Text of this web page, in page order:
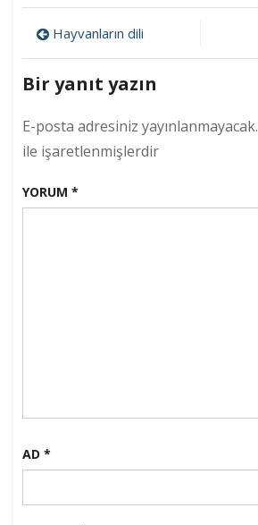
Yazı
gezinmesi
Hayvanların dili
Bir yanıt yazın
E-posta adresiniz yayınlanmayacak.
ile işaretlenmişlerdir
YORUM *
AD *